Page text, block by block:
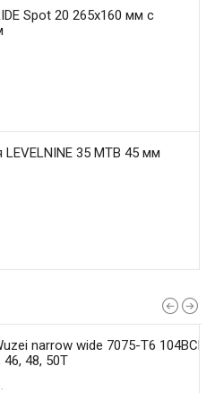
Spot 20 265x160 мм с
35 MTB 45 мм
narrow wide 7075-T6 104BCD
50T